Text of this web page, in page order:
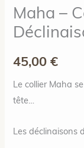
Maha –
45,00€
Le collier Maha
tête…
Les déclinaisons